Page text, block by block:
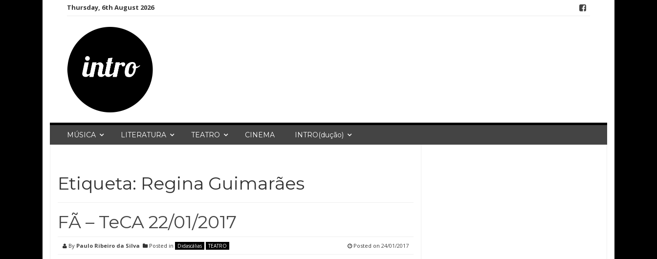
Thursday, 6th August 2026
MÚSICA LITERATURA TEATRO CINEMA INTRO(dução)
Etiqueta: Regina Guimarães
FÃ – TeCA 22/01/2017
By Paulo Ribeiro da Silva Posted in Didascálias TEATRO Posted on 24/01/2017